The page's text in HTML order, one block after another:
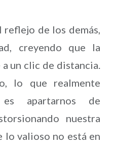
de los demás,
creyendo que la
un clic de distancia.
lo que realmente
es apartarnos de
nuestra
lo valioso no está en